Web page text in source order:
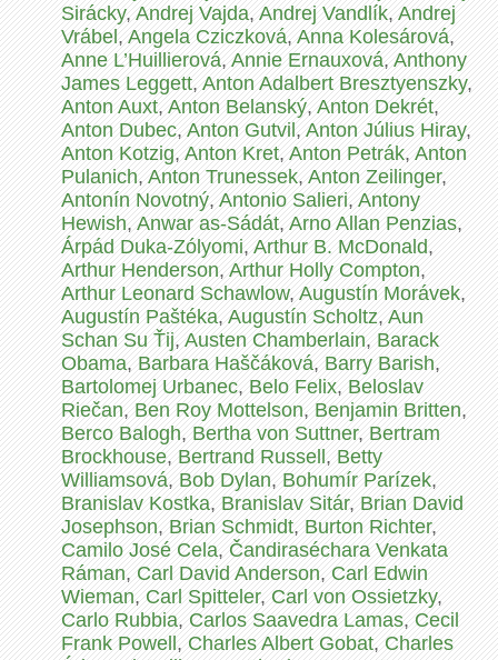
Sirácky,Andrej Vajda,Andrej Vandlík,Andrej
Vrábel,Angela Cziczková,Anna Kolesárová,
Anne L’Huillierová,Annie Ernauxová,Anthony
James Leggett,Anton Adalbert Bresztyenszky,
Anton Auxt,Anton Belanský,Anton Dekrét,
Anton Dubec,Anton Gutvil,Anton Július Hiray,
Anton Kotzig,Anton Kret,Anton Petrák,Anton
Pulanich,Anton Trunessek,Anton Zeilinger,
Antonín Novotný,Antonio Salieri,Antony
Hewish,Anwar as-Sádát,Arno Allan Penzias,
Árpád Duka-Zólyomi,Arthur B. McDonald,
Arthur Henderson,Arthur Holly Compton,
Arthur Leonard Schawlow,Augustín Morávek,
Augustín Paštéka,Augustín Scholtz,Aun
Schan Su Ťij,Austen Chamberlain,Barack
Obama,Barbara Haščáková,Barry Barish,
Bartolomej Urbanec,Belo Felix,Beloslav
Riečan,Ben Roy Mottelson,Benjamin Britten,
Berco Balogh,Bertha von Suttner,Bertram
Brockhouse,Bertrand Russell,Betty
Williamsová,Bob Dylan,Bohumír Parízek,
Branislav Kostka,Branislav Sitár,Brian David
Josephson,Brian Schmidt,Burton Richter,
Camilo José Cela,Čandiraséchara Venkata
Ráman,Carl David Anderson,Carl Edwin
Wieman,Carl Spitteler,Carl von Ossietzky,
Carlo Rubbia,Carlos Saavedra Lamas,Cecil
Frank Powell,Charles Albert Gobat,Charles